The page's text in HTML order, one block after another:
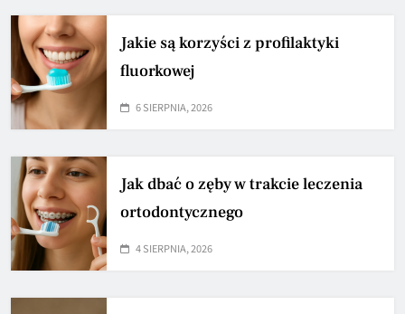
Jakie są korzyści z profilaktyki
fluorkowej
6 SIERPNIA, 2026
Jak dbać o zęby w trakcie leczenia
ortodontycznego
4 SIERPNIA, 2026